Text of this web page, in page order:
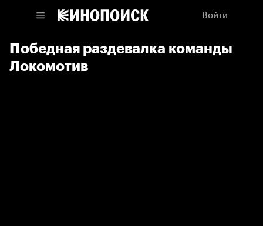
Войти
Победная раздевалка команды
Локомотив